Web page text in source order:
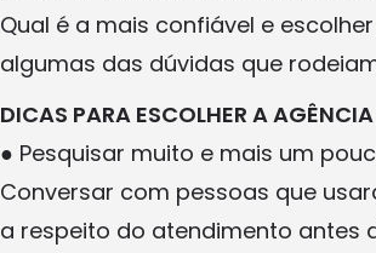
Qual é a mais confiável e
algumas das dúvidas que
DICAS PARA ESCOLHER A
● Pesquisar muito e mais um
Conversar com pessoas que
a respeito do atendimento antes